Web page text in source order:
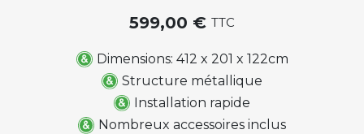
599,00 € TTC
Dimensions: 412 x 201 x 122cm
Structure métallique
Installation rapide
Nombreux accessoires inclus